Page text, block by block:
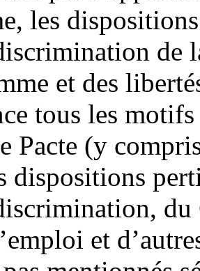
les
de
et des
tous les
Pacte (y
dispositions
et